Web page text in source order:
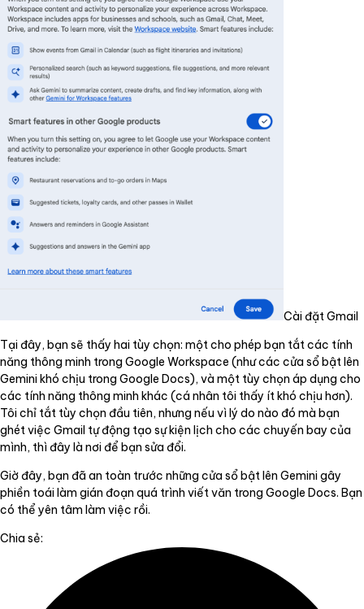
Cài đặt Gmail
Tại đây, bạn sẽ thấy hai tùy chọn: một cho phép bạn tắt các tính
năng thông minh trong Google Workspace (như các cửa sổ bật lên
Gemini khó chịu trong Google Docs), và một tùy chọn áp dụng cho
các tính năng thông minh khác (cá nhân tôi thấy ít khó chịu hơn).
Tôi chỉ tắt tùy chọn đầu tiên, nhưng nếu vì lý do nào đó mà bạn
ghét việc Gmail tự động tạo sự kiện lịch cho các chuyến bay của
mình, thì đây là nơi để bạn sửa đổi.
Giờ đây, bạn đã an toàn trước những cửa sổ bật lên Gemini gây
phiền toái làm gián đoạn quá trình viết văn trong Google Docs. Bạn
có thể yên tâm làm việc rồi.
Chia sẻ: